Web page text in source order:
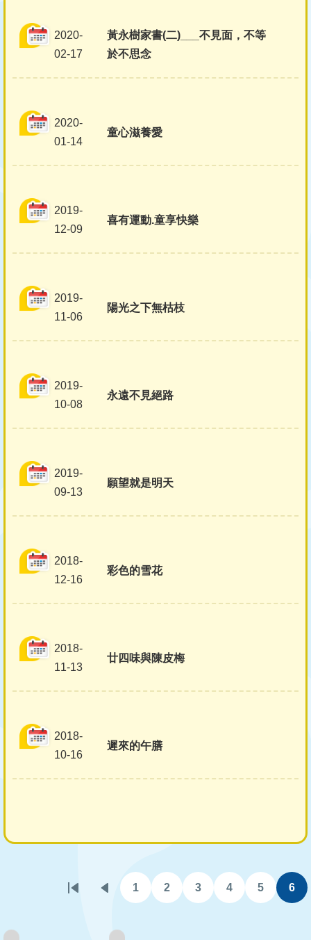
2020-
02-17
黃永樹家書(二)___不見面，不等
於不思念
2020-
01-14
童心滋養愛
2019-
12-09
喜有運動.童享快樂
2019-
11-06
陽光之下無枯枝
2019-
10-08
永遠不見絕路
2019-
09-13
願望就是明天
2018-
12-16
彩色的雪花
2018-
11-13
廿四味與陳皮梅
2018-
10-16
遲來的午膳
Pagination
First
Previous
頁
1
頁
2
頁
3
頁
4
頁
5
目
6